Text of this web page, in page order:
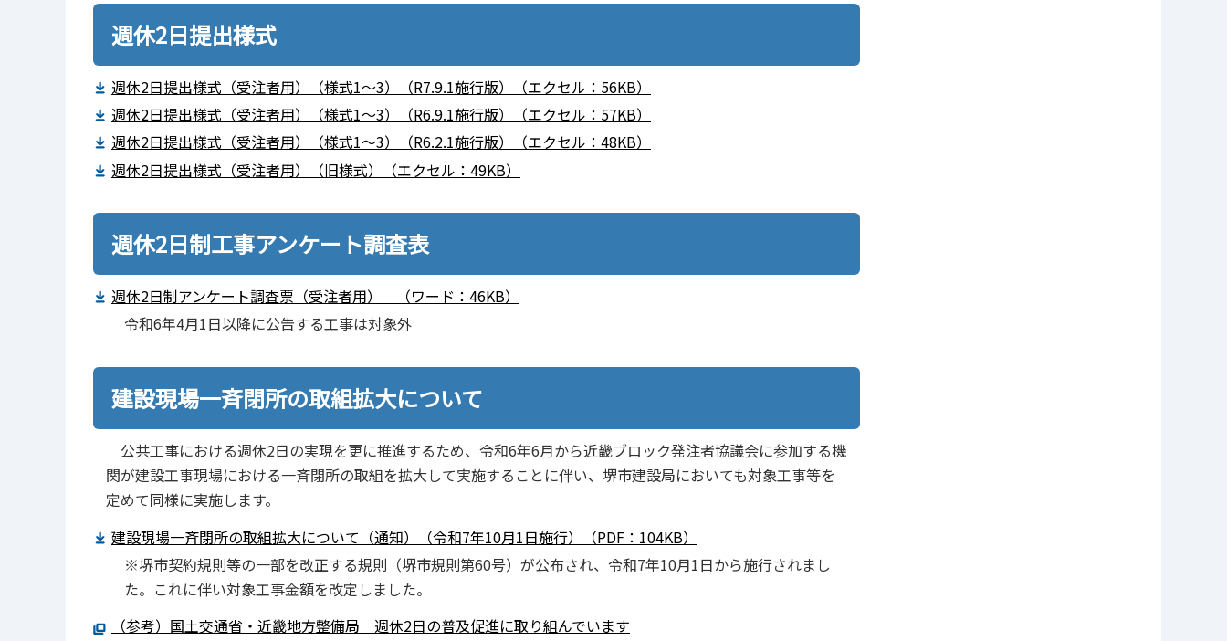
週休2日提出様式
週休2日提出様式（受注者用）（様式1～3）（R7.9.1施行版）（エクセル：56KB）
週休2日提出様式（受注者用）（様式1～3）（R6.9.1施行版）（エクセル：57KB）
週休2日提出様式（受注者用）（様式1～3）（R6.2.1施行版）（エクセル：48KB）
週休2日提出様式（受注者用）（旧様式）（エクセル：49KB）
週休2日制工事アンケート調査表
週休2日制アンケート調査票（受注者用） （ワード：46KB）
令和6年4月1日以降に公告する工事は対象外
建設現場一斉閉所の取組拡大について
公共工事における週休2日の実現を更に推進するため、令和6年6月から近畿ブロック発注者協議会に参加する機
関が建設工事現場における一斉閉所の取組を拡大して実施することに伴い、堺市建設局においても対象工事等を
定めて同様に実施します。
建設現場一斉閉所の取組拡大について（通知）（令和7年10月1日施行）（PDF：104KB）
※堺市契約規則等の一部を改正する規則（堺市規則第60号）が公布され、令和7年10月1日から施行されまし
た。これに伴い対象工事金額を改定しました。
（参考）国土交通省・近畿地方整備局 週休2日の普及促進に取り組んでいます